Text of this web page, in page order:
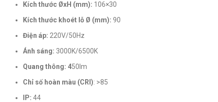
Kích thước ØxH (mm): 106×30
Kích thước khoét lỗ Ø (mm): 90
Điện áp: 220V/50Hz
Ánh sáng: 3000K/6500K
Quang thông: 450lm
Chỉ số hoàn màu (CRI): >85
IP: 44